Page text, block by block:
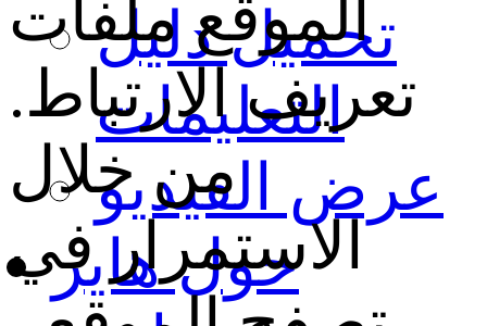
تحميل دليل
التعليمات
عرض الفيديو
حول هاير
الموقع ملفات
تعريف الارتباط.
من خلال
الاستمرار في